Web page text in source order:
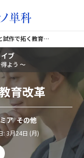
共感と試作で拓く教育改革
ブ
よう 〜
育改革
ア その他
: 3月24日 (月)